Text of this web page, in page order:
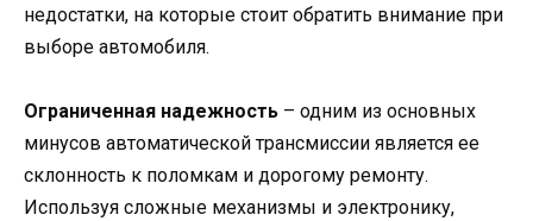
недостатки, на которые стоит обратить внимание при
выборе автомобиля.
Ограниченная надежность – одним из основных
минусов автоматической трансмиссии является ее
склонность к поломкам и дорогому ремонту.
Используя сложные механизмы и электронику,